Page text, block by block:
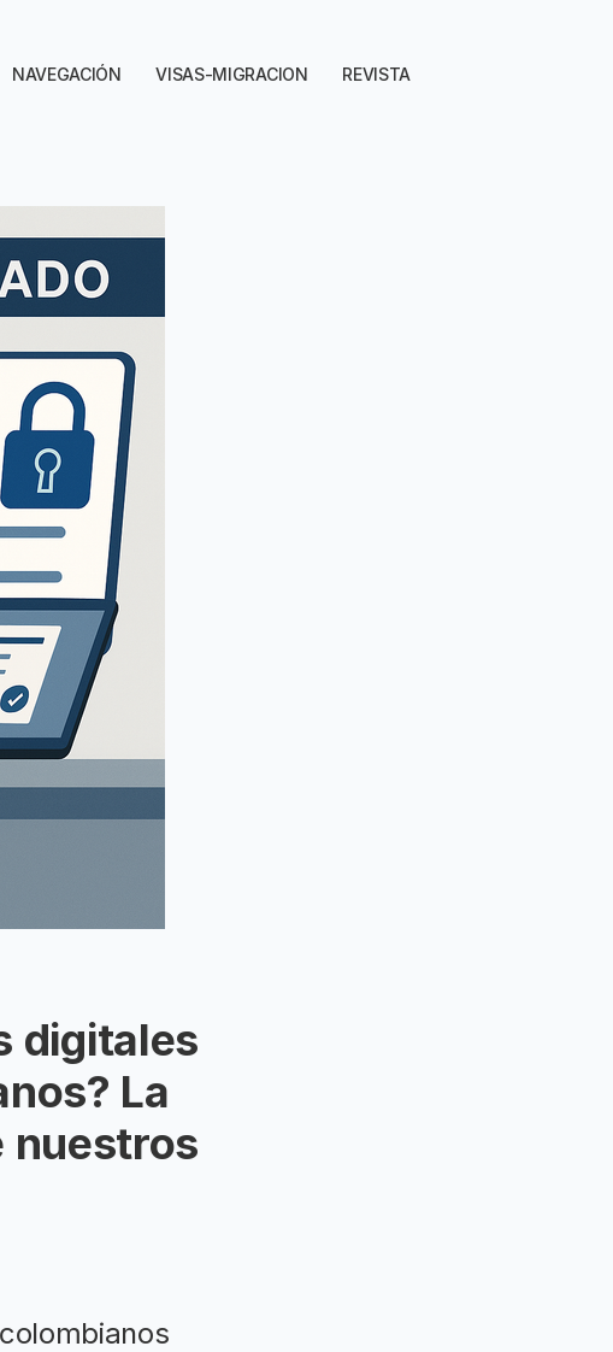
NAVEGACIÓN VISAS-MIGRACION REVISTA
digitales
La
nuestros